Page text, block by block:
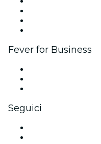
Fever for Business
Seguici